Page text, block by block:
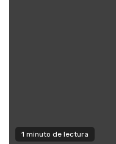
1 minuto de lectura